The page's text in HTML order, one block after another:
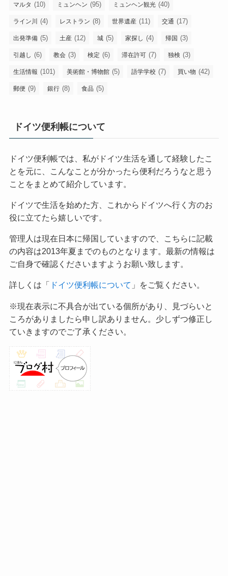
マルタ (10) ミュンヘン (95) ミュンヘン観光 (40)
ライン川 (4) レストラン (8) 世界遺産 (11) 交通 (17)
出発準備 (5) 土産 (12) 城 (5) 家探し (4) 帰国 (3)
引越し (6) 教会 (3) 検定 (6) 滞在許可 (7) 独検 (3)
生活情報 (101) 美術館・博物館 (5) 語学学校 (7) 買い物 (42)
郵便 (9) 銀行 (8) 食品 (5)
ドイツ便利帳について
ドイツ便利帳では、私がドイツ生活を通して経験したこ
とを元に、こんなことが分かったら便利だろうなと思う
ことをまとめて紹介しています。
ドイツで生活を始めた方、これからドイツへ行く方のお
役に立てたら嬉しいです。
管理人は現在日本に帰国していますので、こちらに記載
の内容は2013年夏までのものとなります。最新の情報は
ご自身で確認くださいますようお願い致します。
詳しくは「 ドイツ便利帳について 」をご覧ください。
※現在表示に不具合が出ている個所があり、見づらいと
ころがありましたら申し訳ありません。少しずつ修正し
ていきますのでご了承ください。